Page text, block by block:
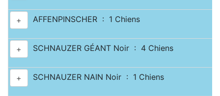
+ AFFENPINSCHER : 1 Chiens
+ SCHNAUZER GÉANT Noir : 4 Chiens
+ SCHNAUZER NAIN Noir : 1 Chiens